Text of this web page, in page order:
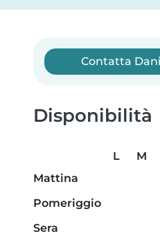
Contatta
Disponibilità
L M
Mattina
Pomeriggio
Sera